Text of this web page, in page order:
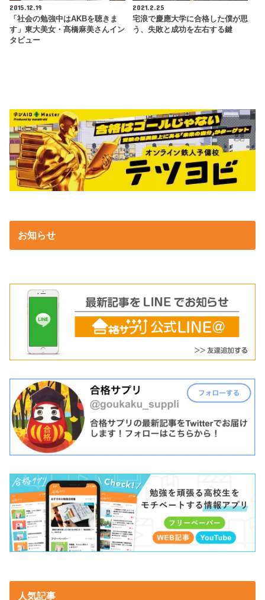
2015.12.19
「社会の勉強中はAKBを聴きま
す」東大美女・髙橋麻美さんイン
タビュー
2021.2.25
宅浪で慶應大学に合格した僕が思
う、失敗と成功を左右する鍵
お知らせ
人気記事